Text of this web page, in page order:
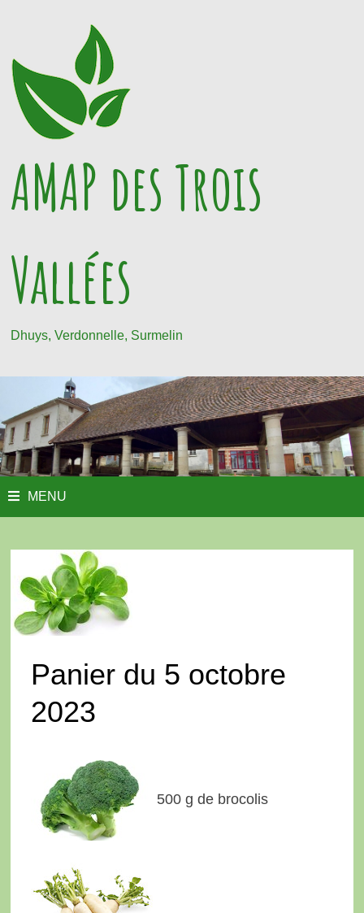
AMAP des Trois
Vallées
Dhuys, Verdonnelle, Surmelin
MENU
Panier du 5 octobre
2023
500 g de brocolis